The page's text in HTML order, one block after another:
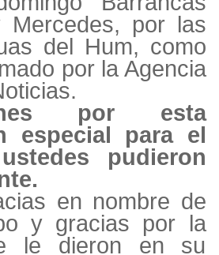
Mercedes, por las
del Hum, como
por la Agencia
por esta
especial para el
pudieron
en nombre de
y gracias por la
le dieron en su